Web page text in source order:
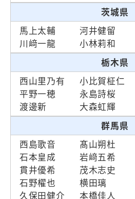
茨城県
馬上太輔
河井健留
川﨑一龍
小林莉和
栃木県
西山里乃有
小比賀柾仁
平野一穂
永島詩桜
渡邊新
大森虹輝
群馬県
西島歌音
髙山朔杜
石本皇成
岩﨑五希
貫井優希
茂木志史
石野櫂也
横田璃
久保田健介
本橋佳人